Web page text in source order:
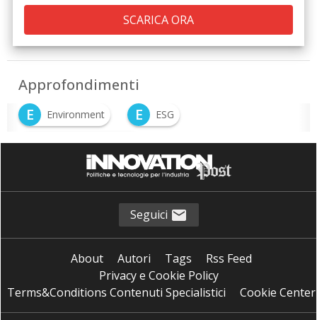
Approfondimenti
E
Environment E ESG
S sviluppo sostenibile
Seguici
About Autori Tags
Rss Feed
Privacy e Cookie Policy
Terms&Conditions Contenuti Specialistici
Cookie Center